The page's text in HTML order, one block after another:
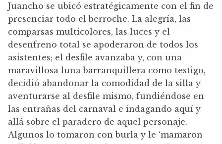
Juancho se ubicó estratégicamente con el fin de
presenciar todo el berroche. La alegría, las
comparsas multicolores, las luces y el
desenfreno total se apoderaron de todos los
asistentes; el desfile avanzaba y, con una
maravillosa luna barranquillera como testigo,
decidió abandonar la comodidad de la silla y
aventurarse al desfile mismo, fundiéndose en
las entrañas del carnaval e indagando aquí y
allá sobre el paradero de aquel personaje.
Algunos lo tomaron con burla y le ‘mamaron